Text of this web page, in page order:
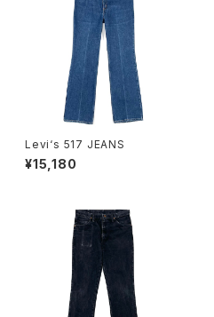
Levi‘s 517 JEANS
¥15,180